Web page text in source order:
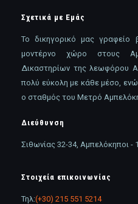
Σχετικά με Εμάς
Το δικηγορικό μας γραφείο
μοντέρνο χώρο στους
Δικαστηρίων της λεωφόρου
πολύ εύκολη με κάθε μέσο,
ο σταθμός του Μετρό
Διεύθυνση
Σιθωνίας 32-34, Αμπελόκηποι -
Στοιχεία επικοινωνίας
Τηλ:(+30) 215 551 5214